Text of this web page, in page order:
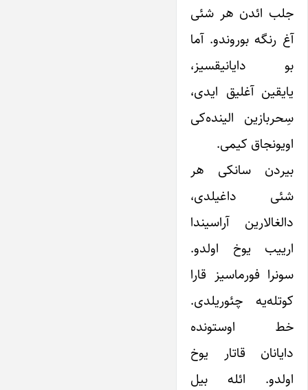
جلب ائدن هر شئی
آغ رنگه بوروندو. آما
بو دایانیقسیز،
یایقین آغلیق ایدی،
سِحربازین الینده‌کی
اویونجاق کیمی.
بیردن سانکی هر
شئی داغیلدی،
دالغالارین آراسیندا
ارییب یوخ اولدو.
سونرا فورماسیز قارا
کوتله‌یه چئوریلدی.
خط اوستونده
دایانان قاتار یوخ
اولدو. ائله بیل